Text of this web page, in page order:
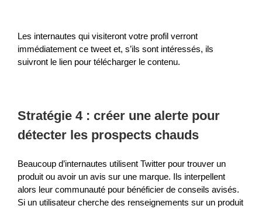
Les internautes qui visiteront votre profil verront
immédiatement ce tweet et, s’ils sont intéressés, ils
suivront le lien pour télécharger le contenu.
Stratégie 4 : créer une alerte pour
détecter les prospects chauds
Beaucoup d’internautes utilisent Twitter pour trouver un
produit ou avoir un avis sur une marque. Ils interpellent
alors leur communauté pour bénéficier de conseils avisés.
Si un utilisateur cherche des renseignements sur un produit